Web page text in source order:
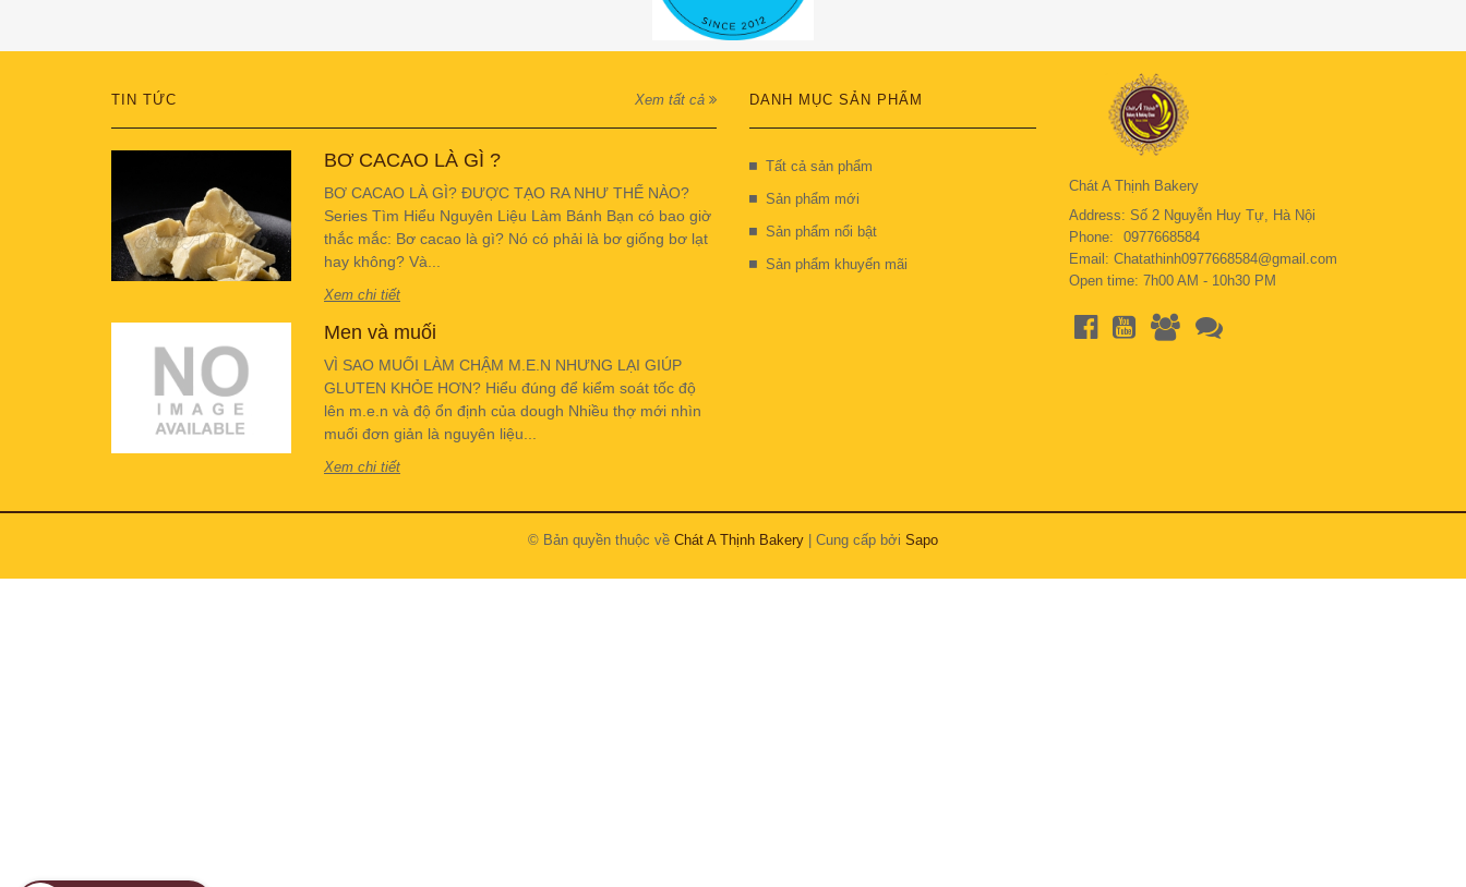
TIN TỨC Xem tất cả
BƠ CACAO LÀ GÌ ?
BƠ CACAO LÀ GÌ? ĐƯỢC TẠO RA NHƯ THẾ NÀO?
Series Tìm Hiểu Nguyên Liệu Làm Bánh Bạn có bao giờ
thắc mắc: Bơ cacao là gì? Nó có phải là bơ giống bơ lạt
hay không? Và...
Xem chi tiết
Men và muối
VÌ SAO MUỐI LÀM CHẬM M.E.N NHƯNG LẠI GIÚP
GLUTEN KHỎE HƠN? Hiểu đúng để kiểm soát tốc độ
lên m.e.n và độ ổn định của dough Nhiều thợ mới nhìn
muối đơn giản là nguyên liệu...
Xem chi tiết
DANH MỤC SẢN PHẨM
Tất cả sản phẩm
Sản phẩm mới
Sản phẩm nổi bật
Sản phẩm khuyến mãi
Chát A Thịnh Bakery
Address: Số 2 Nguyễn Huy Tự, Hà Nội
Phone:
0977668584
Email: Chatathinh0977668584@gmail.com
Open time: 7h00 AM - 10h30 PM
© Bản quyền thuộc về Chát A Thịnh Bakery | Cung cấp bởi Sapo